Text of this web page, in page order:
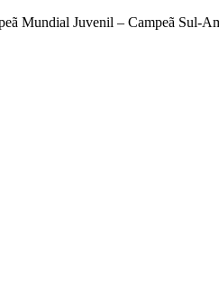
Mundial Juvenil – Campeã Sul-